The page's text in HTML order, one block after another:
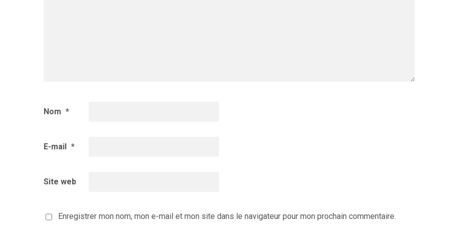
Nom *
E-mail *
Site web
Enregistrer mon nom, mon e-mail et mon site dans le navigateur pour mon prochain commentaire.